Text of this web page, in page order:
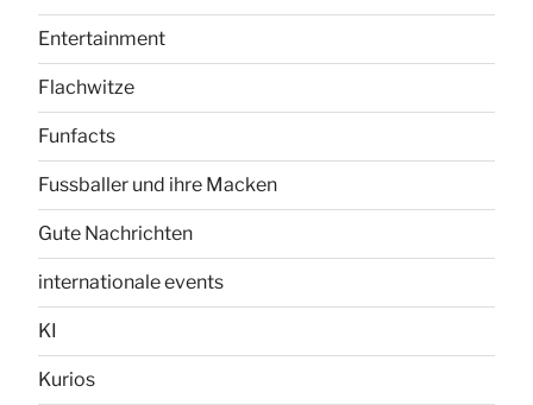
Entertainment
Flachwitze
Funfacts
Fussballer und ihre Macken
Gute Nachrichten
internationale events
KI
Kurios